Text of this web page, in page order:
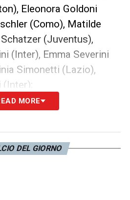
Eleonora Goldoni
(Como), Matilde
(Juventus),
(Inter), Emma Severini
Simonetti (Lazio),
(Inter);
Beccari (Juventus),
Michela Cambiaghi
(Juventus), Cristiana
MORE
DEL GIORNO